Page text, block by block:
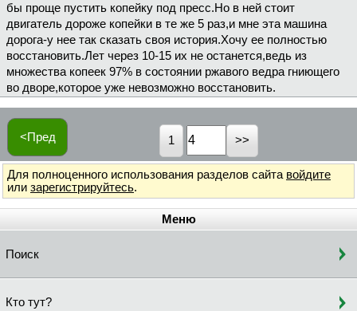
бы проще пустить копейку под пресс.Но в ней стоит
двигатель дороже копейки в те же 5 раз,и мне эта машина
дорога-у нее так сказать своя история.Хочу ее полностью
восстановить.Лет через 10-15 их не останется,ведь из
множества копеек 97% в состоянии ржавого ведра гниющего
во дворе,которое уже невозможно восстановить.
<Пред 1
Для полноценного использования разделов сайта войдите
или зарегистрируйтесь.
Меню
Поиск
Кто тут?